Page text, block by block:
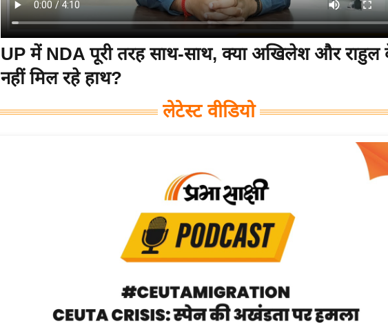
UP में NDA पूरी तरह साथ-साथ, क्या अखिलेश और राहुल
नहीं मिल रहे हाथ?
लेटेस्ट वीडियो